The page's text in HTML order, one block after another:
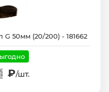
50мм (20/200) - 181662
₽/шт.